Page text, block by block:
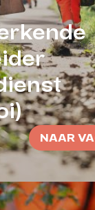
NAAR